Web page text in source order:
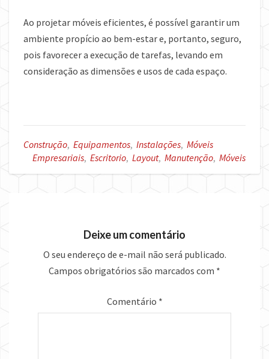
Ao projetar móveis eficientes, é possível garantir um
ambiente propício ao bem-estar e, portanto, seguro,
pois favorecer a execução de tarefas, levando em
consideração as dimensões e usos de cada espaço.
Construção, Equipamentos, Instalações, Móveis
Empresariais, Escritorio, Layout, Manutenção, Móveis
Deixe um comentário
O seu endereço de e-mail não será publicado.
Campos obrigatórios são marcados com *
Comentário *